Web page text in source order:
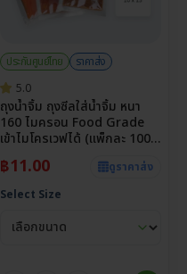
ประกันศูนย์ไทย
ราคาส่ง
5.0
ถุงน้ำจิ้ม ถุงซีลใส่น้ำจิ้ม หนา
160 ไมครอน Food Grade
เข้าไมโครเวฟได้ (แพ็กละ 100
฿11.00
ดูราคาส่ง
Select Size